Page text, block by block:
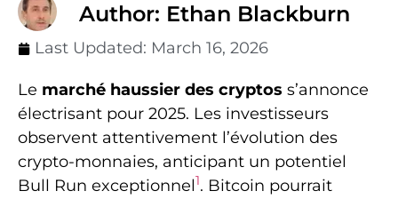
Author: Ethan Blackburn
Last Updated: March 16, 2026
Le marché haussier des cryptos s’annonce
électrisant pour 2025. Les investisseurs
observent attentivement l’évolution des
crypto-monnaies, anticipant un potentiel
Bull Run exceptionnel1. Bitcoin pourrait